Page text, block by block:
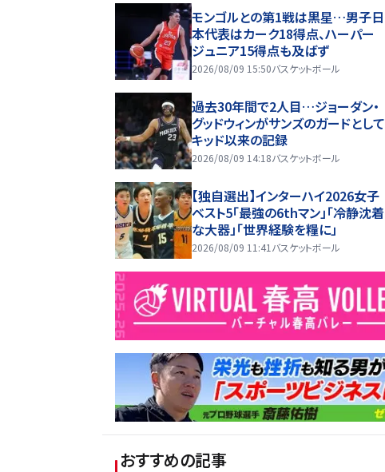
モンゴルとの第1戦は黒星…男子日
本代表はカーク18得点、ハーパー
ジュニア15得点も及ばず
2026/08/09 15:50バスケットボール
過去30年間で2人目…ジョーダン・
グッドウィンがサンズのガードとして
キッド以来の記録
2026/08/09 14:18バスケットボール
【独自選出】インターハイ2026女子
ベスト5「最強の6thマン」「冷静沈着
な大器」「世界経験を糧に」
2026/08/09 11:41 バスケットボール
おすすめの記事